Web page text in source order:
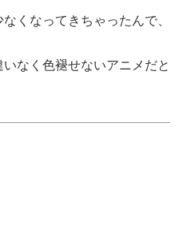
くなってきちゃったんで、
なく色褪せないアニメだと